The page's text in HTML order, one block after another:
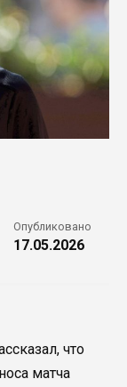
Опубликовано
17.05.2026
что
матча